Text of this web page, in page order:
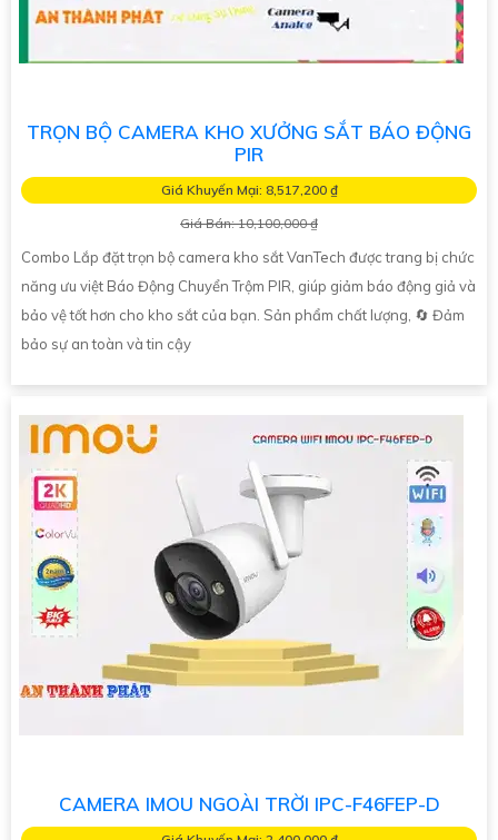
TRỌN BỘ CAMERA KHO XƯỞNG SẮT BÁO ĐỘNG
PIR
Giá Khuyến Mại: 8,517,200 ₫
Giá Bán: 10,100,000 ₫
Combo Lắp đặt trọn bộ camera kho sắt VanTech được trang bị chức
năng ưu việt Báo Động Chuyển Trộm PIR, giúp giảm báo động giả và
bảo vệ tốt hơn cho kho sắt của bạn. Sản phẩm chất lượng, 🔄 Đảm
bảo sự an toàn và tin cậy
CAMERA IMOU NGOÀI TRỜI IPC-F46FEP-D